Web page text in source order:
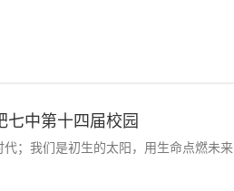
中第十四届校园
；我们是初生的太阳，用生命点燃未